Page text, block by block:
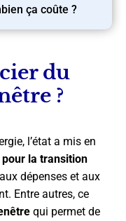
ça coûte ?
du
?
l’état a mis en
pour la transition
dépenses et aux
Entre autres, ce
qui permet de